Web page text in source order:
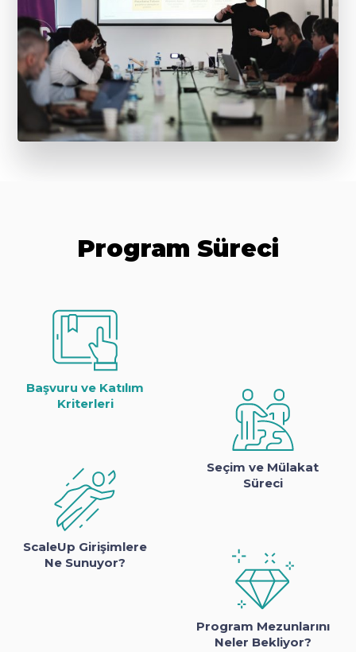
Program Süreci
Başvuru ve Katılım
Kriterleri
Seçim ve Mülakat
Süreci
ScaleUp Girişimlere
Ne Sunuyor?
Program Mezunlarını
Neler Bekliyor?